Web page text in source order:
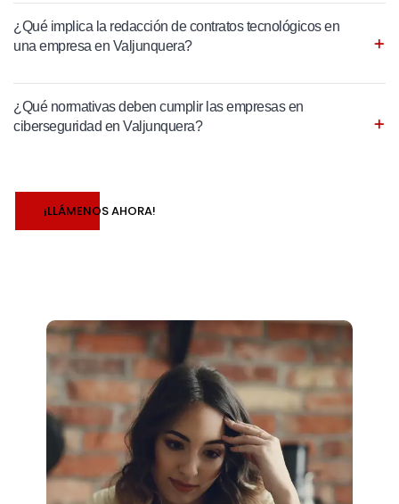
¿Qué implica la redacción de contratos tecnológicos en
una empresa en Valjunquera?
¿Qué normativas deben cumplir las empresas en
ciberseguridad en Valjunquera?
¡LLÁMENOS AHORA!